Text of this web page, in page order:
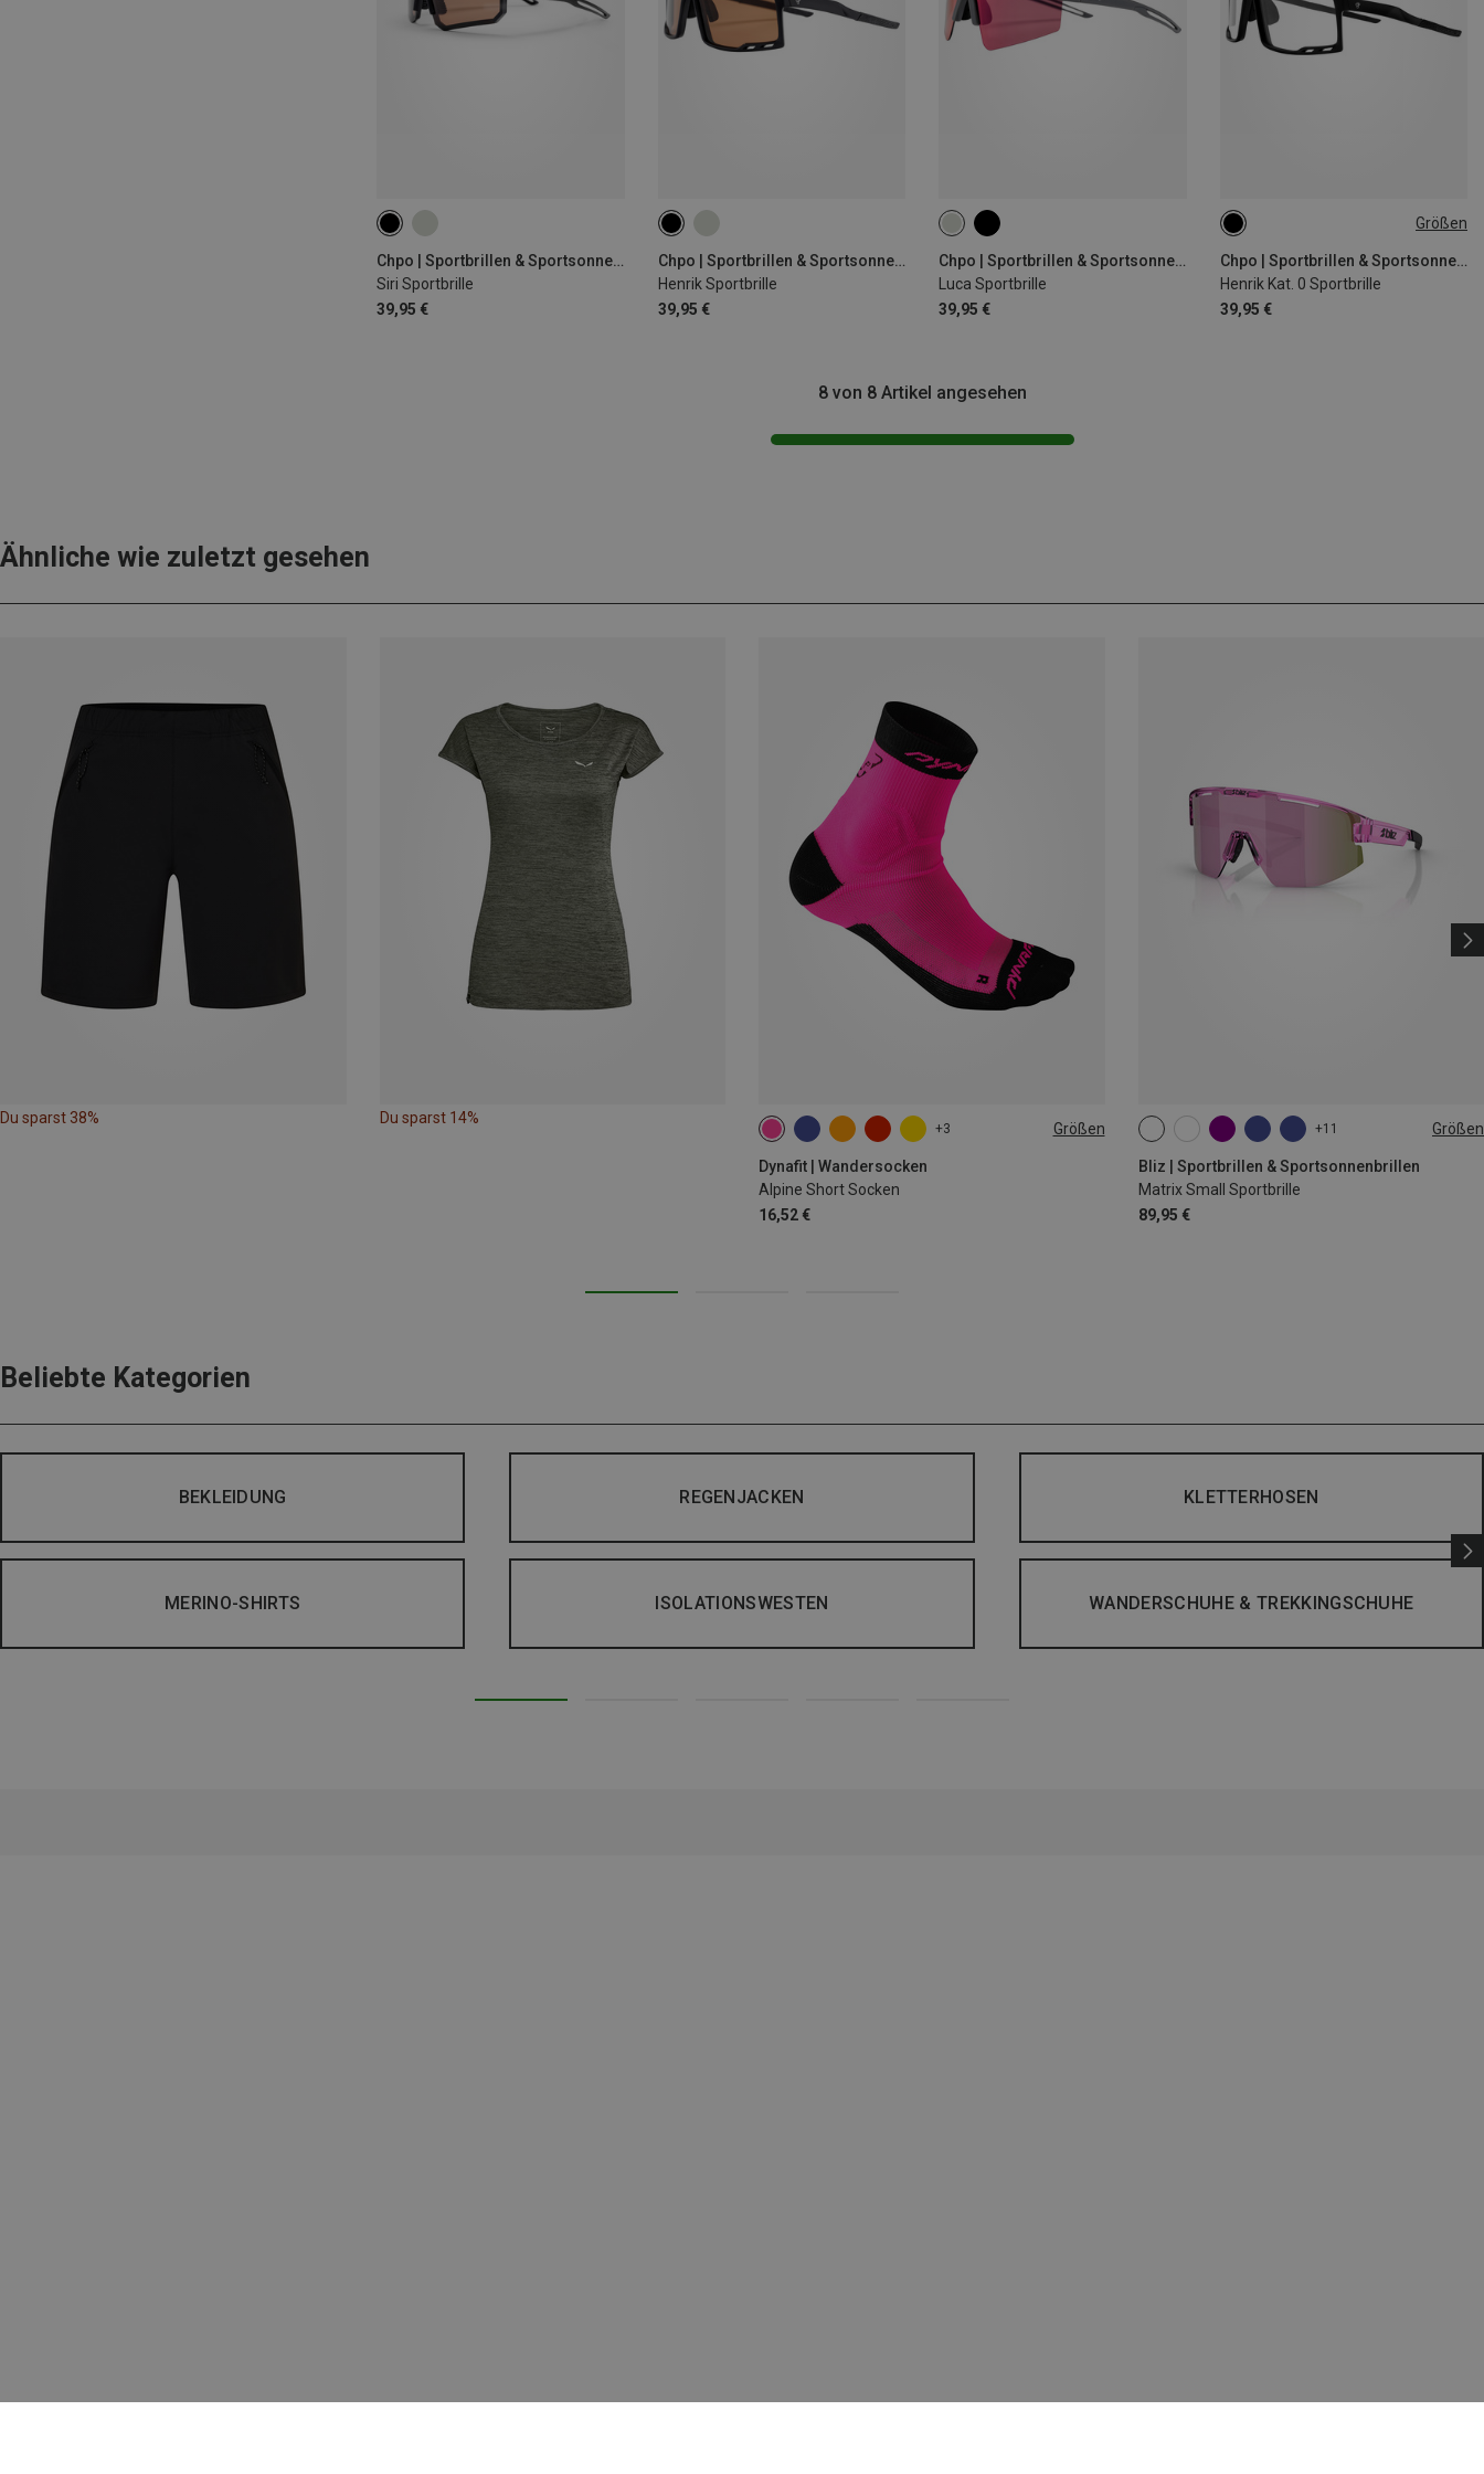
Chpo | Sportbrillen & Sportsonnenbrillen
Siri Sportbrille
39,95 €
Chpo | Sportbrillen & Sportsonnenbrillen
Henrik Sportbrille
39,95 €
Chpo | Sportbrillen & Sportsonnenbrillen
Luca Sportbrille
39,95 €
Größen
Chpo | Sportbrillen & Sportsonnenbrillen
Henrik Kat. 0 Sportbrille
39,95 €
L
8 von 8 Artikel angesehen
Ähnliche wie zuletzt gesehen
Du sparst 38% Du sparst 14%
+3 Größen
Dynafit | Wandersocken
Alpine Short Socken
16,52 €
35|36|37|38 39|40|41|42
+11 Größen
Bliz | Sportbrillen & Sportsonnenbrillen
Matrix Small Sportbrille
89,95 €
ONE SIZE
Beliebte Kategorien
BEKLEIDUNG REGENJACKEN KLETTERHOSEN
MERINO-SHIRTS ISOLATIONSWESTEN WANDERSCHUHE & TREKKINGSCHUHE